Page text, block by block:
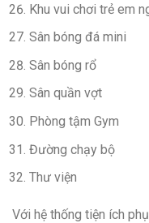
Khu vui chơi trẻ em
Sân bóng đá mini
Sân bóng rổ
Sân quần vợt
Phòng tậm Gym
Đường chạy bộ
Thư viện
Với hệ thống tiện ích